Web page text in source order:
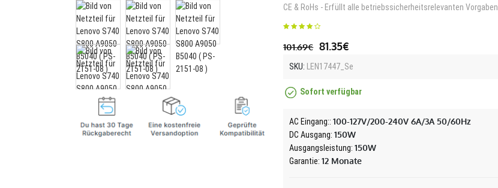
CE & RoHs - Erfüllt alle betriebssicherheitsrelevanten Vorgaben
101.69€ 81.35€
SKU: LEN17447_Se
Sofort verfügbar
AC Eingang::100-127V/200-240V 6A/3A 50/60Hz
DC Ausgang:150W
Ausgangsleistung:150W
Garantie:12 Monate